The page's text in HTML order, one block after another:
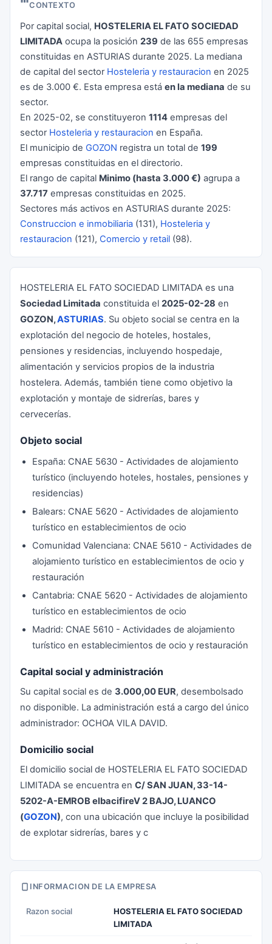
CONTEXTO
Por capital social, HOSTELERIA EL FATO SOCIEDAD
LIMITADA ocupa la posición 239 de las 655 empresas
constituidas en ASTURIAS durante 2025. La mediana
de capital del sector Hosteleria y restauracion en 2025
es de 3.000 €. Esta empresa está en la mediana de su
sector.
En 2025-02, se constituyeron 1114 empresas del
sector Hosteleria y restauracion en España.
El municipio de GOZON registra un total de 199
empresas constituidas en el directorio.
El rango de capital Minimo (hasta 3.000 €) agrupa a
37.717 empresas constituidas en 2025.
Sectores más activos en ASTURIAS durante 2025:
Construccion e inmobiliaria (131), Hosteleria y
restauracion (121), Comercio y retail (98).
HOSTELERIA EL FATO SOCIEDAD LIMITADA es una
Sociedad Limitada constituida el 2025-02-28 en
GOZON,ASTURIAS. Su objeto social se centra en la
explotación del negocio de hoteles, hostales,
pensiones y residencias, incluyendo hospedaje,
alimentación y servicios propios de la industria
hostelera. Además, también tiene como objetivo la
explotación y montaje de sidrerías, bares y
cervecerías.
Objeto social
España: CNAE 5630 - Actividades de alojamiento
turístico (incluyendo hoteles, hostales, pensiones y
residencias)
Balears: CNAE 5620 - Actividades de alojamiento
turístico en establecimientos de ocio
Comunidad Valenciana: CNAE 5610 - Actividades de
alojamiento turístico en establecimientos de ocio y
restauración
Cantabria: CNAE 5620 - Actividades de alojamiento
turístico en establecimientos de ocio
Madrid: CNAE 5610 - Actividades de alojamiento
turístico en establecimientos de ocio y restauración
Capital social y administración
Su capital social es de 3.000,00 EUR, desembolsado
no disponible. La administración está a cargo del único
administrador: OCHOA VILA DAVID.
Domicilio social
El domicilio social de HOSTELERIA EL FATO SOCIEDAD
LIMITADA se encuentra en C/ SAN JUAN, 33-14-
5202-A-EMROB elbacifireV 2 BAJO, LUANCO
(GOZON), con una ubicación que incluye la posibilidad
de explotar sidrerías, bares y c
INFORMACION DE LA EMPRESA
Razon social
HOSTELERIA EL FATO SOCIEDAD
LIMITADA